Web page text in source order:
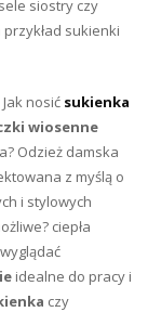
siostry czy
sukienki
nosić sukienka
wiosenne
Odzież damska
z myślą o
i stylowych
ciepła
idealne do pracy i
czy